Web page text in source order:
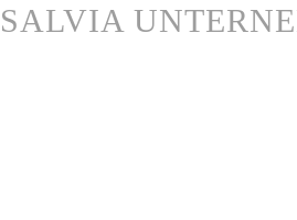
SALVIA